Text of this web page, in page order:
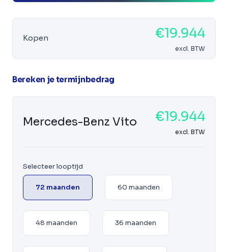
Kopen €19.944
excl. BTW
Bereken je termijnbedrag
Mercedes-Benz Vito €19.944
excl. BTW
Selecteer looptijd
72 maanden 60 maanden
48 maanden 36 maanden